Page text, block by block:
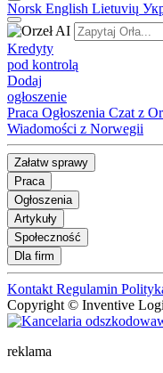
Norsk English Lietuvių
Kredyty
pod kontrolą
Dodaj
ogłoszenie
Praca Ogłoszenia Czat z
Wiadomości z Norwegii
Załatw sprawy
Praca
Ogłoszenia
Artykuły
Społeczność
Dla firm
Kontakt Regulamin
Copyright © Inventive
reklama